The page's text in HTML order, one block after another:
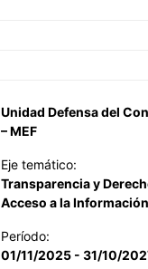
Unidad Defensa del
– MEF
Eje temático:
Transparencia y
Acceso a la
Período:
01/11/2025 - 31/10/